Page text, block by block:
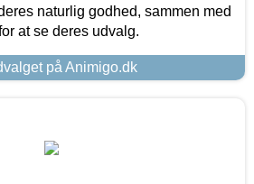
naturlig godhed, sammen med
at se deres udvalg.
på Animigo.dk